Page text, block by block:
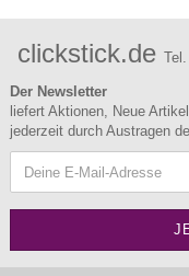
clickstick.de
Der Newsletter
liefert Aktionen, Neue
jederzeit durch Austragen